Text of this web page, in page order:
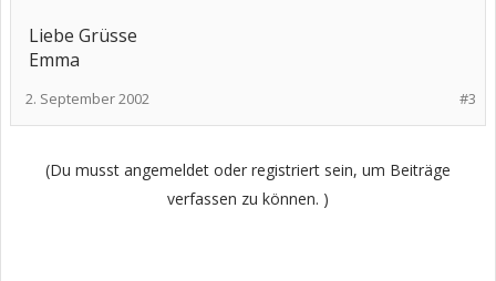
Liebe Grüsse
Emma
#3
2. September 2002
(Du musst angemeldet oder registriert sein, um Beiträge
verfassen zu können. )